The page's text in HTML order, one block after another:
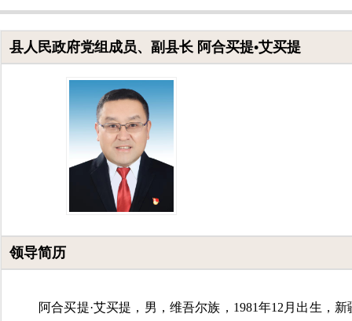
县人民政府党组成员、副县长 阿合买提•艾买提
领导简历
阿合买提·艾买提，男，维吾尔族， 1981年12 月出生，新